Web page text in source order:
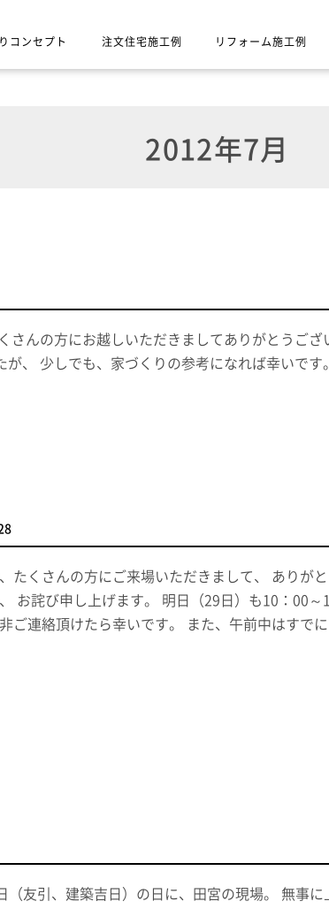
コンセプト 注文住宅施工例 リフォーム施工例
2012年7月
さんの方にお越しいただきましてありがとうご
が、 少しでも、家づくりの参考になれば幸いで
たくさんの方にご来場いただきまして、 ありが
お詫び申し上げます。 明日（29日）も10：00
ご連絡頂けたら幸いです。 また、午前中はすで
（友引、建築吉日）の日に、田宮の現場。 無事